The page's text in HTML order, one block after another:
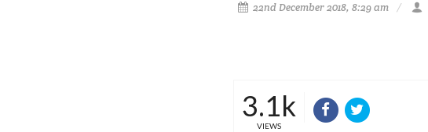
22nd December 2018, 8:29 am
3.1k
VIEWS